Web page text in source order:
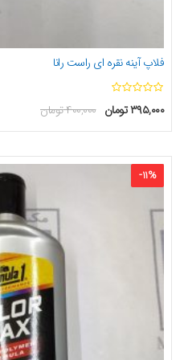
فلاپ آینه نقره ای راست رانا
۴۰۰,۰۰۰تومان ۳۹۵,۰۰۰تومان
-11%